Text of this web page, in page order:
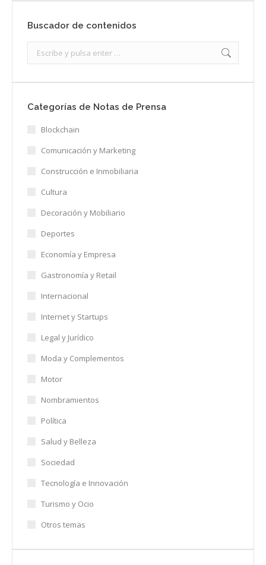
Buscador de contenidos
Categorías de Notas de Prensa
Blockchain
Comunicación y Marketing
Construcción e Inmobiliaria
Cultura
Decoración y Mobiliario
Deportes
Economía y Empresa
Gastronomía y Retail
Internacional
Internet y Startups
Legal y Jurídico
Moda y Complementos
Motor
Nombramientos
Política
Salud y Belleza
Sociedad
Tecnología e Innovación
Turismo y Ocio
Otros temas